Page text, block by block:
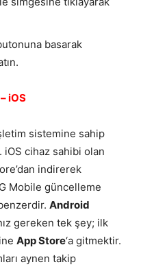
basarak
iOS
sistemine sahip
cihaz sahibi olan
indirerek
Mobile güncelleme
Android
gereken tek şey; ilk
App Store‘a gitmektir.
aynen takip